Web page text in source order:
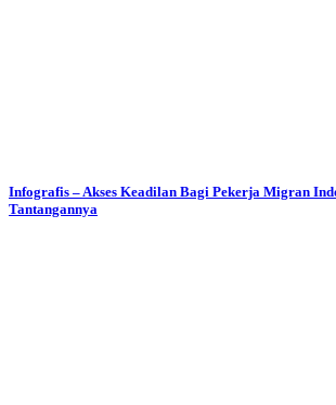
Infografis – Akses Keadilan Bagi Pekerja Migran
Tantangannya